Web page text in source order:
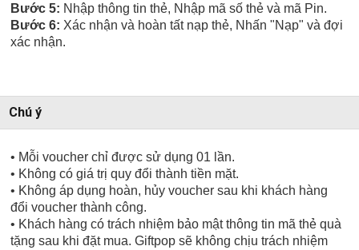
Bước 5: Nhập thông tin thẻ, Nhập mã số thẻ và mã Pin.
Bước 6: Xác nhận và hoàn tất nạp thẻ, Nhấn "Nạp" và đợi
xác nhận.
Chú ý
• Mỗi voucher chỉ được sử dụng 01 lần.
• Không có giá trị quy đổi thành tiền mặt.
• Không áp dụng hoàn, hủy voucher sau khi khách hàng
đổi voucher thành công.
• Khách hàng có trách nhiệm bảo mật thông tin mã thẻ quà
tặng sau khi đặt mua. Giftpop sẽ không chịu trách nhiệm